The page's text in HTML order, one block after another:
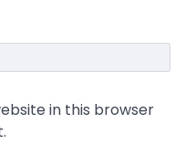
in this browser